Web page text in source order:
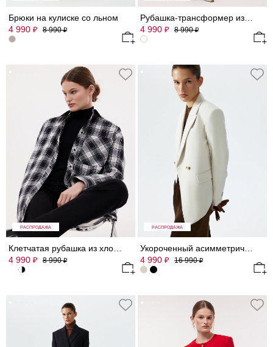
Брюки на кулиске со льном
4 990 ₽ 8 990₽
Рубашка-трансформер из хлопка
4 990 ₽ 8 990₽
РАСПРОДАЖА
4 990 ₽ 8 990₽
РАСПРОДАЖА
4 990 ₽ 16 990₽